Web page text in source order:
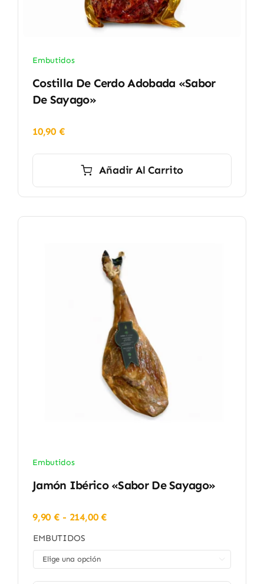
Embutidos
Costilla De Cerdo Adobada «Sabor
De Sayago»
10,90 €
Añadir Al Carrito
Embutidos
Jamón Ibérico «Sabor De Sayago»
9,90€ - 214,00€Rango
desde
EMBUTIDOS